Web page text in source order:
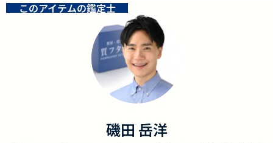
このアイテムの鑑定士
磯田 岳洋